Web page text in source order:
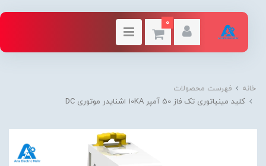
0
خانه
فهرست محصولات
کلید مينياتوری تک فاز 50 آمپر 10KA اشنایدر موتوری DC